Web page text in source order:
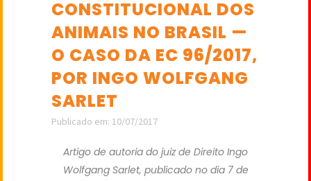
CONSTITUCIONAL DOS
ANIMAIS NO BRASIL —
O CASO DA EC 96/2017,
POR INGO WOLFGANG
SARLET
Publicado em: 10/07/2017
Artigo de autoria do juiz de Direito Ingo
Wolfgang Sarlet, publicado no dia 7 de